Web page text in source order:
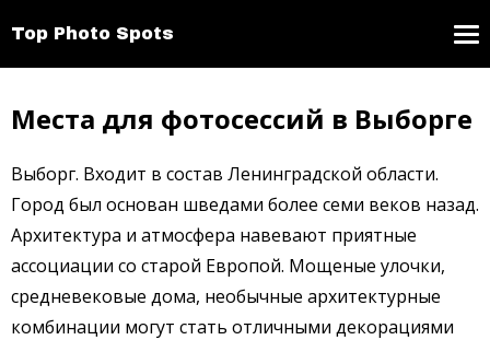
Top Photo Spots
Места для фотосессий в Выборге
Выборг. Входит в состав Ленинградской области.
Город был основан шведами более семи веков назад.
Архитектура и атмосфера навевают приятные
ассоциации со старой Европой. Мощеные улочки,
средневековые дома, необычные архитектурные
комбинации могут стать отличными декорациями